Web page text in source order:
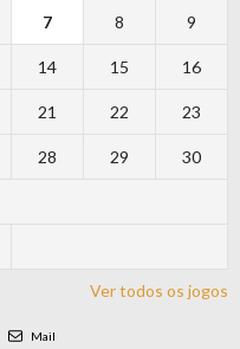
7 8 9
14 15 16
21 22 23
28 29 30
Ver todos os jogos
Mail